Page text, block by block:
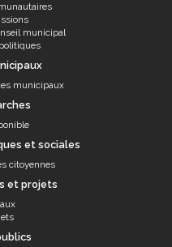
municipal
municipaux
et sociales
citoyennes
et projets